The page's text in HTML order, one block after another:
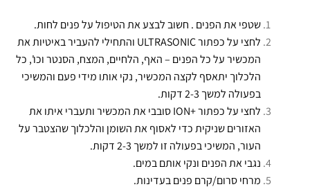
שטפי את הפנים . חשוב לבצע את הטיפול על פנים לחות.
לחצי על כפתור ULTRASONIC והתחילי להעביר באיטיות את
המכשיר על כל הפנים – האף, הלחיים, המצח, הסנטר וכו', כל
הלכלוך יתאסף לקצה המכשיר, נקי אותו מידי פעם והמשיכי
בפעולה למשך 2-3 דקות.
לחצי על כפתור +ION סובבי את המכשיר ותעברי איתו את
האזורים שניקית כדי לאסוף את השומן והלכלוך שהצטבר על
העור, המשיכי בפעולה זו למשך 2-3 דקות.
נגבי את הפנים ונקי אותם במים.
מרחי סרום/קרם פנים בעדינות.